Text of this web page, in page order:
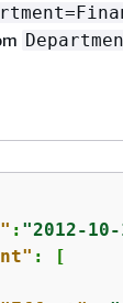
: "2012-
: [